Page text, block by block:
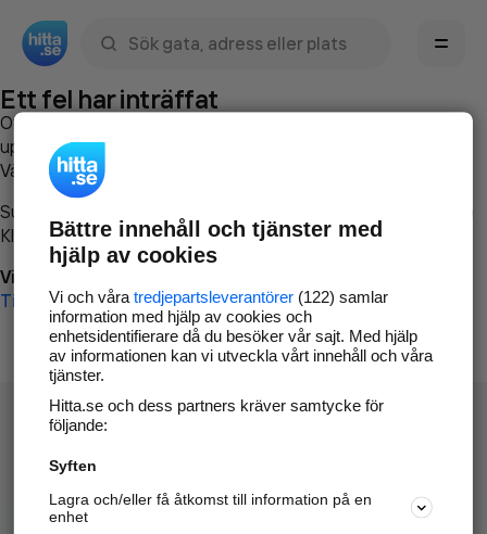
Ett fel har inträffat
Om du vill kan du
uppstod så att vi lättare och snabbare kan avhjälpa det.
Vänligen försök med följande:
Surfa till
Klicka påTillbaka-knappen i webbläsaren och försök igen
Vi beklagar besväret!
Till startsidan
Hitta.se - Gratis nummerupplysning.
Sök företag, personer och platser.
Bättre innehåll och tjänster med
hjälp av cookies
Vi och våra tredjepartsleverantörer(122) samlar
information med hjälp av cookies och
enhetsidentifierare då du besöker vår sajt. Med hjälp
av informationen kan vi utveckla vårt innehåll och våra
tjänster.
Hitta.se och dess partners kräver samtycke för
följande:
Syften
Lagra och/eller få åtkomst till information på en
enhet